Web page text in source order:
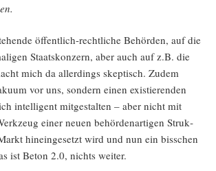
öffent­lich-recht­li­che Behör­den, auf die
Staats­kon­zern, aber auch auf z.B. die
mich da aller­dings skep­tisch. Zudem
vor uns, son­dern einen exis­tie­ren­den
intel­li­gent mit­ge­stal­ten – aber nicht mit
einer neu­en behör­den­ar­ti­gen Struk­
hin­ein­ge­setzt wird und nun ein biss­chen
ist Beton 2.0, nichts weiter.